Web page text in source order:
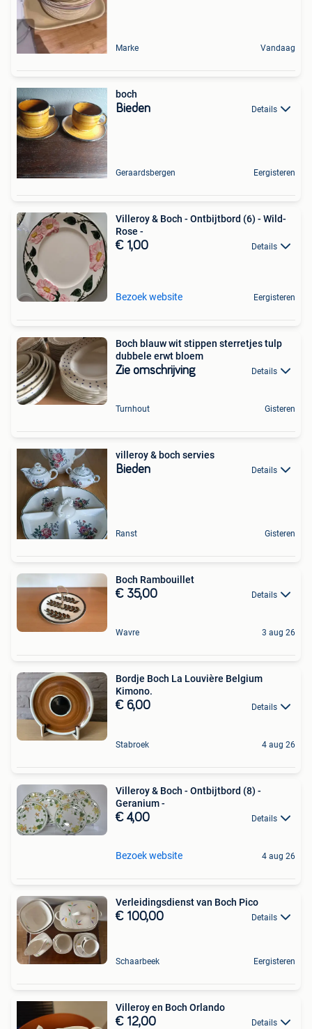
Marke Vandaag
boch
Bieden Details
Geraardsbergen Eergisteren
Villeroy & Boch - Ontbijtbord (6) - Wild-
Rose -
€ 1,00 Details
Bezoek website Eergisteren
Boch blauw wit stippen sterretjes tulp
dubbele erwt bloem
Zie omschrijving Details
Turnhout Gisteren
villeroy & boch servies
Bieden Details
Ranst Gisteren
Boch Rambouillet
€ 35,00 Details
Wavre 3 aug 26
Bordje Boch La Louvière Belgium
Kimono.
€ 6,00 Details
Stabroek 4 aug 26
Villeroy & Boch - Ontbijtbord (8) -
Geranium -
€ 4,00 Details
Bezoek website 4 aug 26
Verleidingsdienst van Boch Pico
€ 100,00 Details
Schaarbeek Eergisteren
Villeroy en Boch Orlando
€ 12,00 Details